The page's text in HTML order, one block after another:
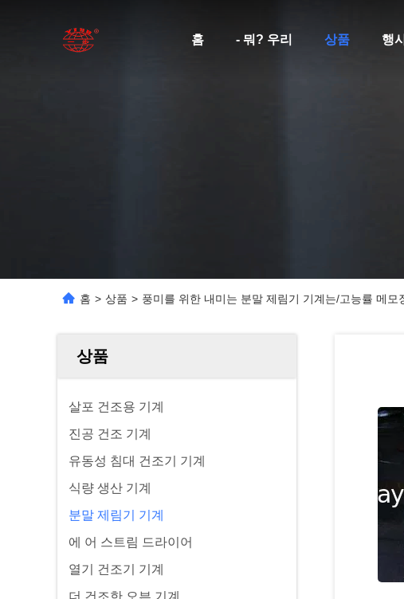
홈 - 뭐? 우리 상품 행
홈 > 상품 > 풍미를 위한 내미는 분말 제림기 기계는/고능률 메모
상품
살포 건조용 기계
진공 건조 기계
유동성 침대 건조기 기계
식량 생산 기계
분말 제림기 기계
에 어 스트림 드라이어
열기 건조기 기계
더 건조한 오븐 기계